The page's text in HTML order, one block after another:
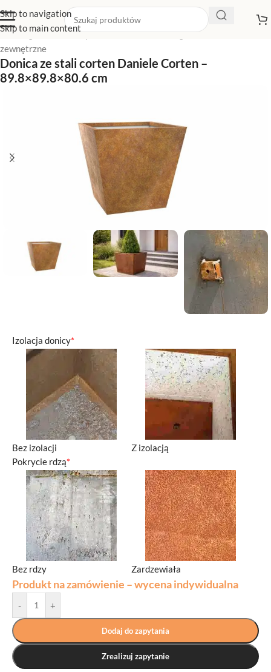
Skip to navigation
Skip to main content
Strona główna/Sklep z donicami/Donice ogrodowe
zewnętrzne
Donica ze stali corten Daniele Corten –
89.8×89.8×80.6 cm
*
Izolacja donicy
Bez izolacji
Z izolacją
*
Pokrycie rdzą
Bez rdzy Zardzewiała
Produkt na zamówienie – wycena indywidualna
- +
Dodaj do zapytania
Zrealizuj zapytanie